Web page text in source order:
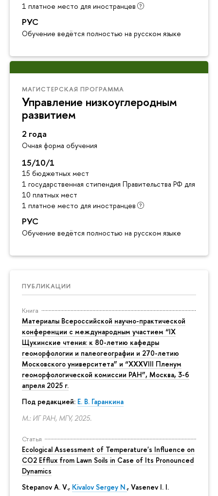
1 платное место для иностранцев
РУС
Обучение ведётся полностью на русском языке
МАГИСТЕРСКАЯ ПРОГРАММА
Управление низкоуглеродным
развитием
2 года
Очная форма обучения
15/10/1
15 бюджетных мест
1 государственная стипендия Правительства РФ для
10 платных мест
1 платное место для иностранцев
РУС
Обучение ведётся полностью на русском языке
ПУБЛИКАЦИИ
Книга
Материалы Всероссийской научно-практической
конференции с международным участием “IX
Щукинские чтения: к 80-летию кафедры
геоморфологии и палеогеографии и 270-летию
Московского университета” и “XXXVIII Пленум
геоморфологической комиссии РАН”, Москва, 3-6
апреля 2025 г.
Под редакцией: Е. В. Гаранкина
М.: ИГ РАН, МГУ, 2025.
Статья
Ecological Assessment of Temperature's Influence on
CO2 Efflux from Lawn Soils in Case of Its Pronounced
Dynamics
Stepanov A. V., Kivalov Sergey N., Vasenev I. I.